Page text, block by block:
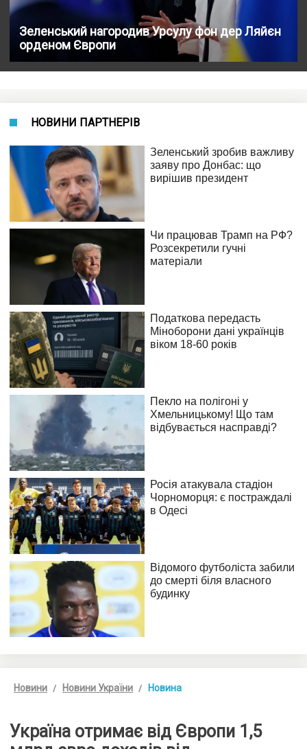
Зеленський нагородив Урсулу фон дер Ляйєн
орденом Європи
НОВИНИ ПАРТНЕРІВ
Новини Новини України Новина
Україна отримає від Європи 1,5